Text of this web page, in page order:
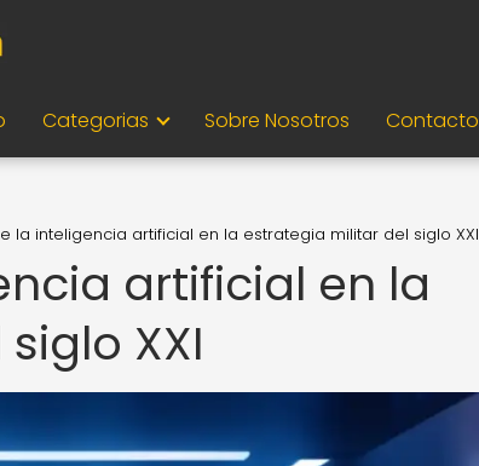
Categorias Sobre Nosotros Contacto
la inteligencia artificial en la estrategia militar del siglo XXI
artificial en la
XXI